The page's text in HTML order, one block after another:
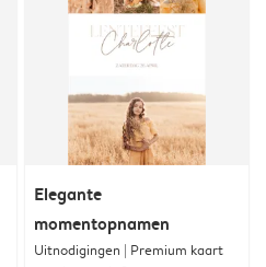
Elegante
momentopnamen
Uitnodigingen | Premium kaart